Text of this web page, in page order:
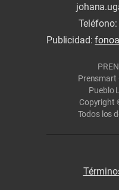
Publicidad:
Prensmart
Pueblo
Copyright
Todos los